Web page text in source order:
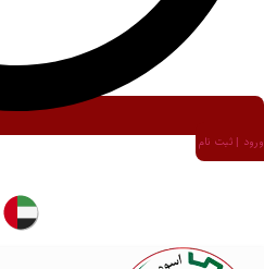
ورود | ثبت نام